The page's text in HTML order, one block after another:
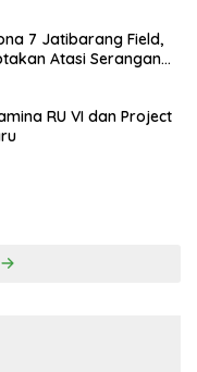
7 Jatibarang Field,
Atasi Serangan
RU VI dan Project